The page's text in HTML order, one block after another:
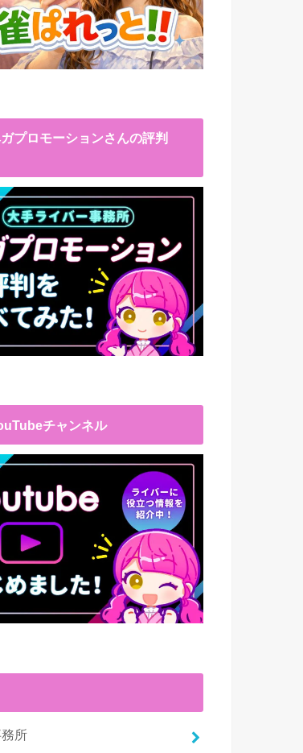
ガプロモーションさんの評判
チャンネル
所